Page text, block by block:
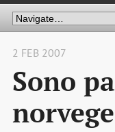
2 FEB 2007
Sono